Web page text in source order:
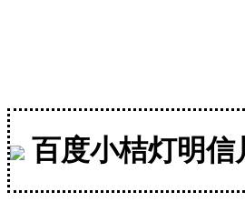
百度小桔灯明信